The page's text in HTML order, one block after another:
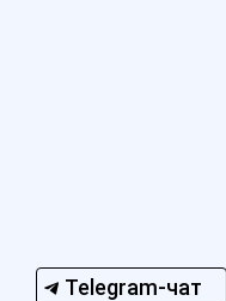
Telegram-чат